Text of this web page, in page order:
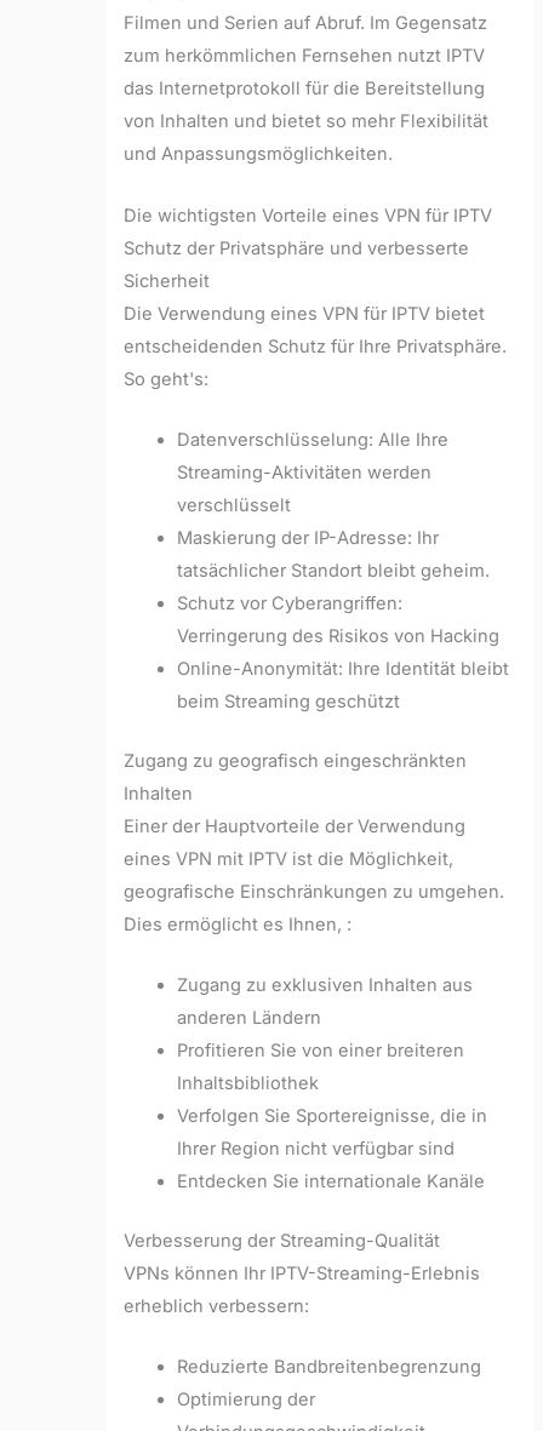
Filmen und Serien auf Abruf. Im Gegensatz
zum herkömmlichen Fernsehen nutzt IPTV
das Internetprotokoll für die Bereitstellung
von Inhalten und bietet so mehr Flexibilität
und Anpassungsmöglichkeiten.
Die wichtigsten Vorteile eines VPN für IPTV
Schutz der Privatsphäre und verbesserte
Sicherheit
Die Verwendung eines VPN für IPTV bietet
entscheidenden Schutz für Ihre Privatsphäre.
So geht's:
Datenverschlüsselung: Alle Ihre
Streaming-Aktivitäten werden
verschlüsselt
Maskierung der IP-Adresse: Ihr
tatsächlicher Standort bleibt geheim.
Schutz vor Cyberangriffen:
Verringerung des Risikos von Hacking
Online-Anonymität: Ihre Identität bleibt
beim Streaming geschützt
Zugang zu geografisch eingeschränkten
Inhalten
Einer der Hauptvorteile der Verwendung
eines VPN mit IPTV ist die Möglichkeit,
geografische Einschränkungen zu umgehen.
Dies ermöglicht es Ihnen, :
Zugang zu exklusiven Inhalten aus
anderen Ländern
Profitieren Sie von einer breiteren
Inhaltsbibliothek
Verfolgen Sie Sportereignisse, die in
Ihrer Region nicht verfügbar sind
Entdecken Sie internationale Kanäle
Verbesserung der Streaming-Qualität
VPNs können Ihr IPTV-Streaming-Erlebnis
erheblich verbessern:
Reduzierte Bandbreitenbegrenzung
Optimierung der